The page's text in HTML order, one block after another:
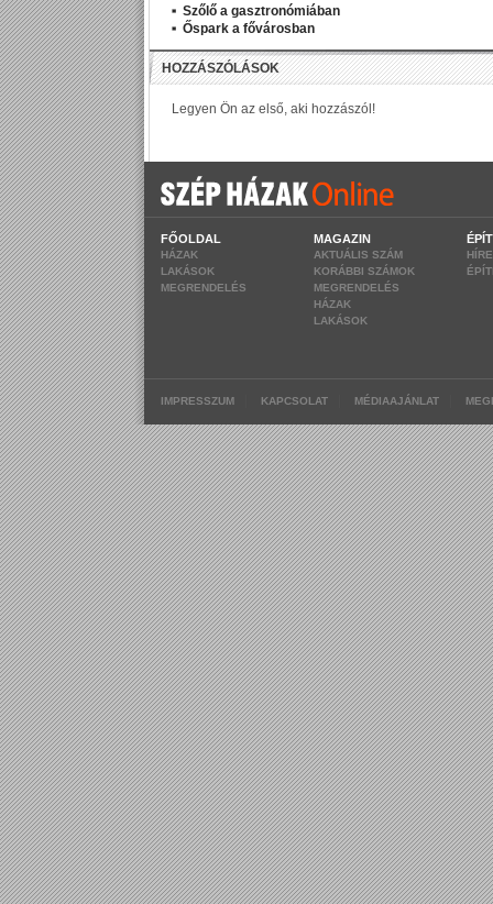
Szőlő a gasztronómiában
Őspark a fővárosban
FŐOLDAL
HÁZAK
LAKÁSOK
MEGRENDELÉS
MAGAZIN
AKTUÁLIS SZÁM
KORÁBBI SZÁMOK
MEGRENDELÉS
HÁZAK
LAKÁSOK
IMPRESSZUM KAPCSOLAT MÉDIAAJÁNLAT